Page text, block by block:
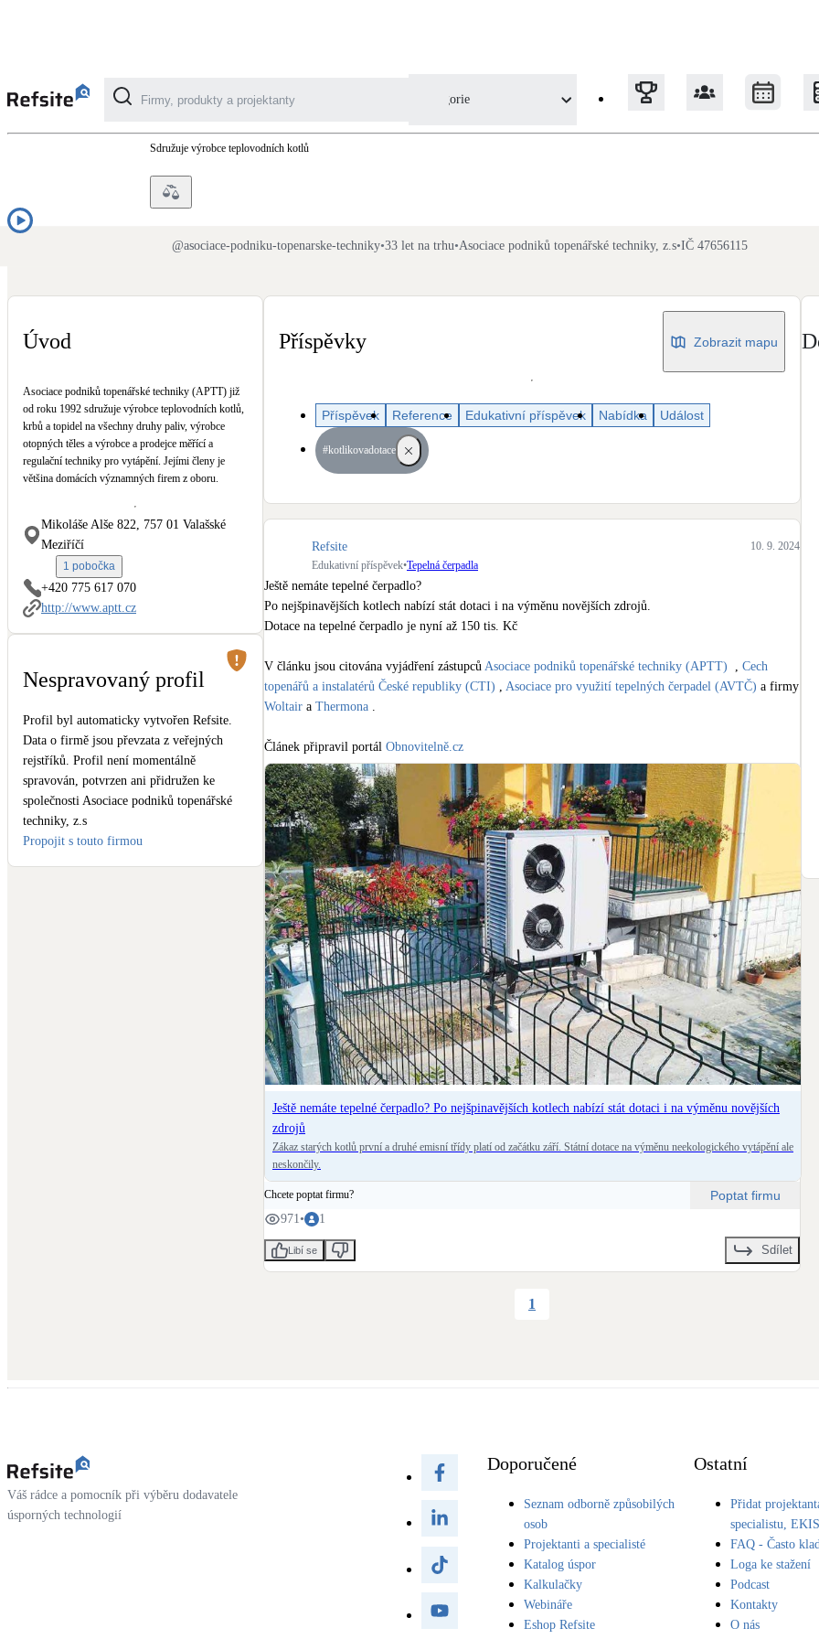
Kategorie
Fotovoltaika
Na přípravu teplé vody i přitápění
Kotle
Hlavní zdroje vytápění
Bateriové úložiště
Žaluzie, markýzy, pergoly
LED osvětlení
Vnitřní i venkovní
Retence deštové vody
Větrné elektrárny NEW
Asociace podniků topenářské techniky (APTT)
Sdružuje výrobce teplovodních kotlů
@asociace-podniku-topenarske-techniky•33 let na trhu•Asociace podniků topenářské techniky, z.s•IČ 47656115
Úvod
Asociace podniků topenářské techniky (APTT) již
od roku 1992 sdružuje výrobce teplovodních kotlů,
krbů a topidel na všechny druhy paliv, výrobce
otopných těles a výrobce a prodejce měřící a
regulační techniky pro vytápění. Jejími členy je
většina domácích významných firem z oboru.
Mikoláše Alše 822, 757 01 Valašské
Meziříčí
1 pobočka
+420 775 617 070
http://www.aptt.cz
Nespravovaný profil
Profil byl automaticky vytvořen Refsite.
Data o firmě jsou převzata z veřejných
rejstříků. Profil není momentálně
spravován, potvrzen ani přidružen ke
společnosti Asociace podniků topenářské
techniky, z.s
Propojit s touto firmou
Příspěvky Zobrazit mapu
Příspěvek Reference Edukativní příspěvek Nabídka Událost
#kotlikovadotace
Refsite
10. 9. 2024
Edukativní příspěvek•Tepelná čerpadla
Ještě nemáte tepelné čerpadlo?
Po nejšpinavějších kotlech nabízí stát dotaci i na výměnu novějších zdrojů.
Dotace na tepelné čerpadlo je nyní až 150 tis. Kč
V článku jsou citována vyjádření zástupců Asociace podniků topenářské techniky (APTT)
  ,
Cech
topenářů a instalatérů České republiky (CTI) , Asociace pro využití tepelných čerpadel (AVTČ)
Woltair a Thermona .
Článek připravil portál Obnovitelně.cz
Ilustrační foto: Master Therm
#kotlikovadotace #NZUlight #dotace #tepelnacerpadla
Ještě nemáte tepelné čerpadlo? Po nejšpinavějších kotlech nabízí stát dotaci i na výměnu novějších
zdrojů
Zákaz starých kotlů první a druhé emisní třídy platí od začátku září. Státní dotace na výměnu neekologického vytápění ale
neskončily.
Chcete poptat firmu? Poptat firmu
971 • 1
Libí se Sdílet
1
Váš rádce a pomocník při výběru dodavatele
úsporných technologií
Doporučené
Seznam odborně způsobilých
osob
Projektanti a specialisté
Katalog úspor
Kalkulačky
Webináře
Eshop Refsite
Ostatní
Přidat
specialistu, EKIS
FAQ - Často
Loga ke stažení
Podcast
Kontakty
O nás